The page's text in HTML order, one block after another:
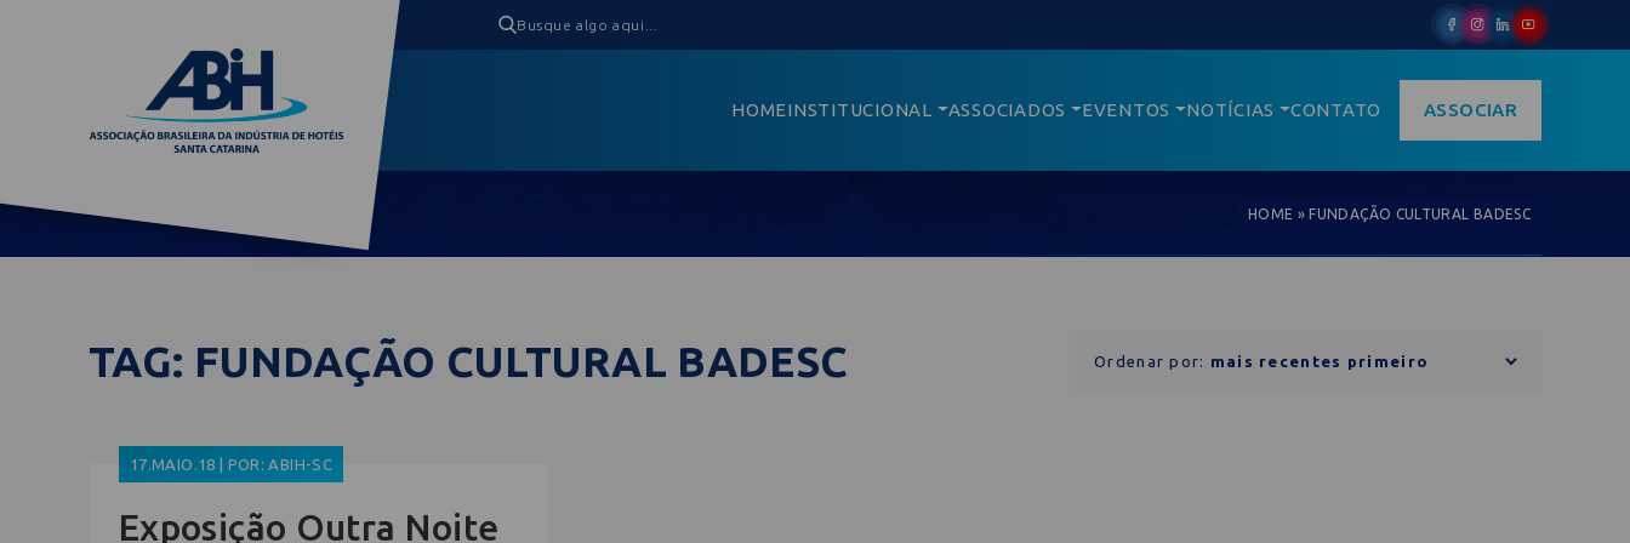
HOMEINSTITUCIONAL ASSOCIADOS EVENTOS NOTÍCIAS CONTATO ASSOCIAR
HOME »FUNDAÇÃO CULTURAL BADESC
TAG: FUNDAÇÃO CULTURAL BADESC Ordenar por:
17.MAIO.18 | POR: ABIH-SC
Exposição Outra Noite